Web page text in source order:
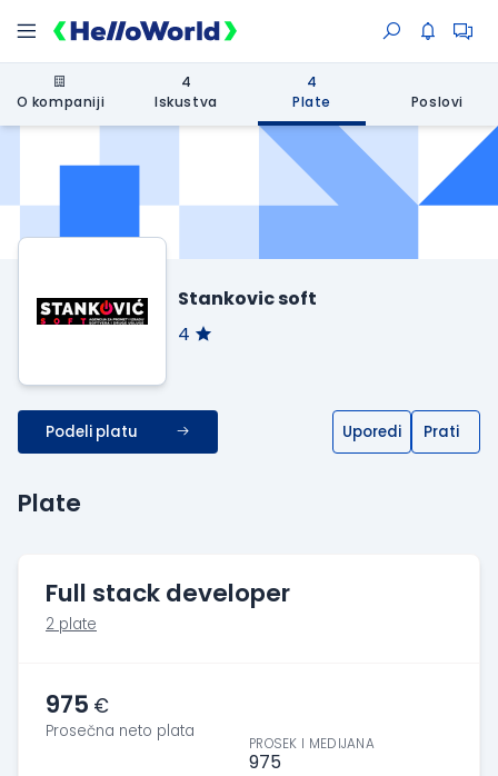
O kompaniji
4
Iskustva
4
Plate
Poslovi
Stankovic soft
4
Podeli platu Uporedi Prati
Plate
Full stack developer
2 plate
975 €
Prosečna neto plata
PROSEK I MEDIJANA
975